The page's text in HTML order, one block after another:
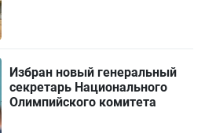
Избран новый генеральный
секретарь Национального
Олимпийского комитета